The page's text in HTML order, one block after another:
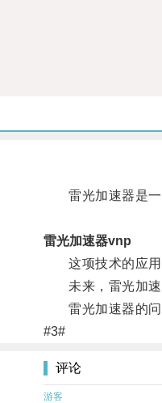
雷光加速器是一
雷光加速器vnp
这项技术的应用
未来，雷光加速
雷光加速器的问
#3#
评论
游客